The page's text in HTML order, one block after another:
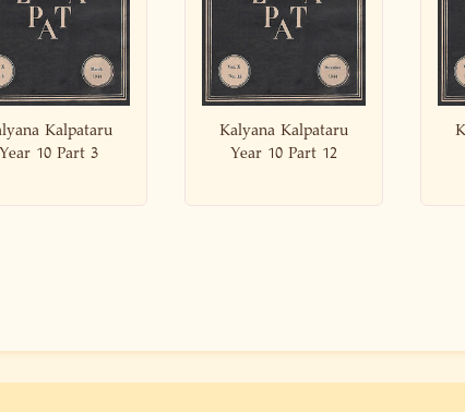
Kalyana Kalpataru
Year 10 Part 12
Kalyana Kalpataru
Year 10 Part 5